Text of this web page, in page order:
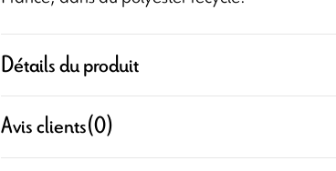
Détails du produit
Avis clients(0)